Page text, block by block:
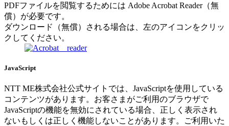
PDFファイルを閲覧するためには Adobe Acrobat Reader（無
償）が必要です。
ダウンロード（無償）される場合は、左のアイコンをクリッ
クしてください。
JavaScript
NTT ME株式会社公式サイトでは、JavaScriptを使用している
コンテンツがあります。お客さまがご利用のブラウザで
JavaScriptの機能を無効にされている場合、正しく表示され
ないもしくは正しく機能しないことがあります。ご利用いた